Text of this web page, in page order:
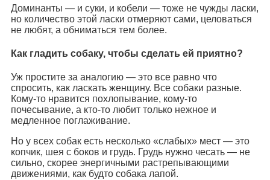
Доминанты — и суки, и кобели — тоже не чужды ласки,
но количество этой ласки отмеряют сами, целоваться
не любят, а обниматься тем более.
Как гладить собаку, чтобы сделать ей приятно?
Уж простите за аналогию — это все равно что
спросить, как ласкать женщину. Все собаки разные.
Кому-то нравится похлопывание, кому-то
почесывание, а кто-то любит только нежное и
медленное поглаживание.
Но у всех собак есть несколько «слабых» мест — это
копчик, шея с боков и грудь. Грудь нужно чесать — не
сильно, скорее энергичными растрепывающими
движениями, как будто собака лапой.